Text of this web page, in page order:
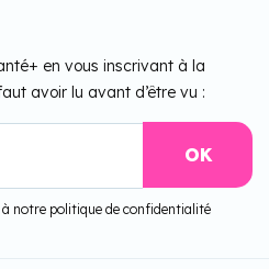
en vous inscrivant à la
avoir lu avant d’être vu :
notre politique de confidentialité